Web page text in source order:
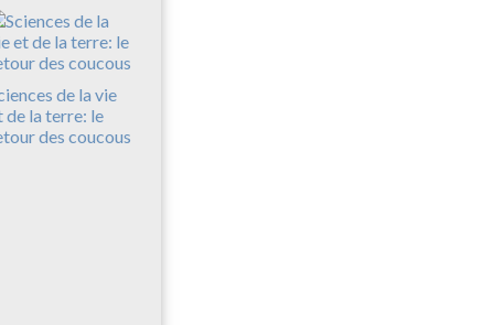
de la vie
de la terre: le
des coucous